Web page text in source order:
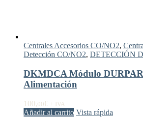
Centrales Accesorios CO/NO2,
Detección CO/NO2, DETECCIÓN
DKMDCA Módulo
Alimentación
100,00€ + IVA
Añadir al carrito Vista rápida